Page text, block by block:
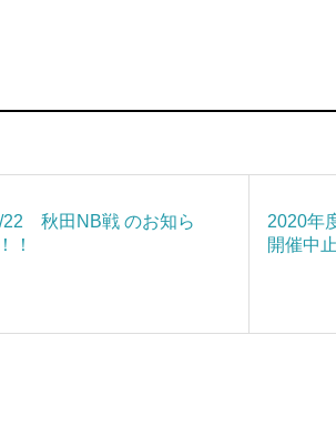
22 秋田NB戦 のお知ら
！
2020年
開催中